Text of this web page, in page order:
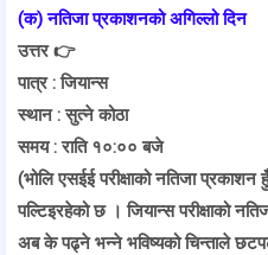
(क) नतिजा प्रकाशनको अगिल्लो दिन
उत्तर 👉
पात्र : जियान्स
स्थान : सुत्ने कोठा
समय : राति १०:०० बजे
(भोलि एसईई परीक्षाको नतिजा
पल्टिइरहेको छ । जियान्स परीक्षाको
अब के पढ्ने भन्ने भविष्यको चिन्ताले